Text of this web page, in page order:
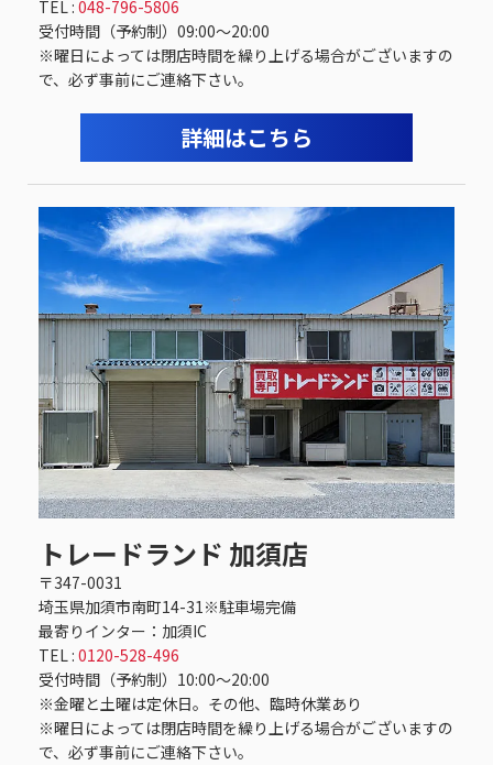
TEL : 048-796-5806
受付時間（予約制）09:00〜20:00
※曜日によっては閉店時間を繰り上げる場合がございますの
で、必ず事前にご連絡下さい。
詳細はこちら
トレードランド 加須店
〒347-0031
埼玉県加須市南町14-31※駐車場完備
最寄りインター：加須IC
TEL : 0120-528-496
受付時間（予約制）10:00～20:00
※金曜と土曜は定休日。その他、臨時休業あり
※曜日によっては閉店時間を繰り上げる場合がございますの
で、必ず事前にご連絡下さい。